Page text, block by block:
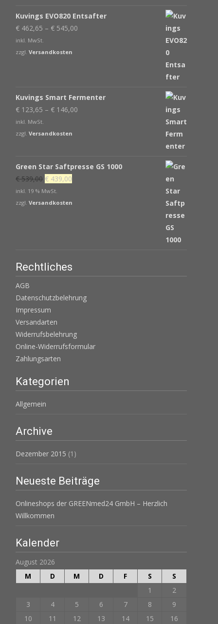
Kuvings EVO820 Entsafter
€ 462,65 – € 545,00
inkl. MwSt.
zzgl. Versandkosten
Kuvings Smart Fermenter
€ 123,65 – € 146,00
inkl. MwSt.
zzgl. Versandkosten
Green Star Saftpresse GS 1000
€539,00 Ursprünglicher
Preis
war:
€ 439,00
ist:
inkl. 19 % MwSt.
zzgl. Versandkosten
Rechtliches
AGB
Datenschutzbelehrung
Impressum
Versandarten
Widerrufsbelehrung
Online-Widerrufsformular
Zahlungsarten
Kategorien
Allgemein
Archive
Dezember 2015 (1)
Neueste Beiträge
Onlineshops der GREENmed24 GmbH – Herzlich
Willkommen
Kalender
August 2026
M
D M D F S
S
1
2
3
4 5 6 7 8
9
10
11 12 13 14 15
16